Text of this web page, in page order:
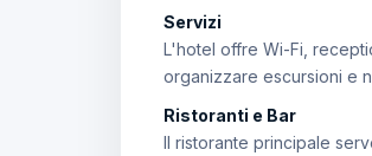
Servizi
L'hotel offre Wi-Fi,
organizzare escursioni e
Ristoranti e Bar
Il ristorante principale